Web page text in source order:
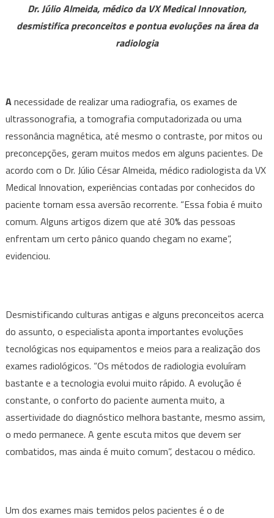
Dr. Júlio Almeida, médico da VX Medical Innovation,
desmistifica preconceitos e pontua evoluções na área da
radiologia
Anecessidade de realizar uma radiografia, os exames de
ultrassonografia, a tomografia computadorizada ou uma
ressonância magnética, até mesmo o contraste, por mitos ou
preconcepções, geram muitos medos em alguns pacientes. De
acordo com o Dr. Júlio César Almeida, médico radiologista da VX
Medical Innovation, experiências contadas por conhecidos do
paciente tornam essa aversão recorrente. “Essa fobia é muito
comum. Alguns artigos dizem que até 30% das pessoas
enfrentam um certo pânico quando chegam no exame”,
evidenciou.
Desmistificando culturas antigas e alguns preconceitos acerca
do assunto, o especialista aponta importantes evoluções
tecnológicas nos equipamentos e meios para a realização dos
exames radiológicos. “Os métodos de radiologia evoluíram
bastante e a tecnologia evolui muito rápido. A evolução é
constante, o conforto do paciente aumenta muito, a
assertividade do diagnóstico melhora bastante, mesmo assim,
o medo permanece. A gente escuta mitos que devem ser
combatidos, mas ainda é muito comum”, destacou o médico.
Um dos exames mais temidos pelos pacientes é o de